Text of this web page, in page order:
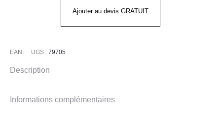
Ajouter au devis GRATUIT
EAN: UGS : 79705
Description
Informations complémentaires